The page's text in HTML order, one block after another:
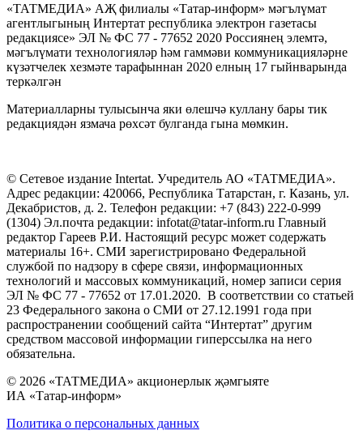
«ТАТМЕДИА» АҖ филиалы «Татар-информ» мәгълүмат
агентлыгының Интертат республика электрон газетасы
редакциясе» ЭЛ № ФС 77 - 77652 2020 Россиянең элемтә,
мәгълүмати технологияләр һәм гаммәви коммуникацияләрне
күзәтчелек хезмәте тарафыннан 2020 елның 17 гыйнварында
теркәлгән
Материалларны тулысынча яки өлешчә куллану бары тик
редакциядән язмача рөхсәт булганда гына мөмкин.
© Сетевое издание Intertat. Учредитель АО «ТАТМЕДИА».
Адрес редакции: 420066, Республика Татарстан, г. Казань, ул.
Декабристов, д. 2. Телефон редакции: +7 (843) 222-0-999
(1304) Эл.почта редакции: infotat@tatar-inform.ru Главный
редактор Гареев Р.И. Настоящий ресурс может содержать
материалы 16+. СМИ зарегистрировано Федеральной
службой по надзору в сфере связи, информационных
технологий и массовых коммуникаций, номер записи серия
ЭЛ № ФС 77 - 77652 от 17.01.2020. В соответствии со статьей
23 Федерального закона о СМИ от 27.12.1991 года при
распространении сообщений сайта “Интертат” другим
средством массовой информации гиперссылка на него
обязательна.
© 2026 «ТАТМЕДИА» акционерлык җәмгыяте
ИА «Татар-информ»
Политика о персональных данных